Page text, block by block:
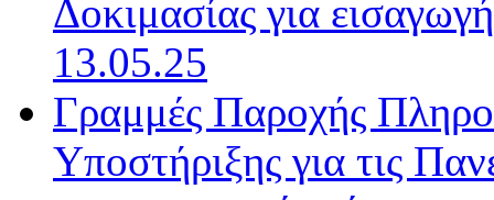
Δοκιμασίας για
13.05.25
Γραμμές Παροχής
Υποστήριξης για τις